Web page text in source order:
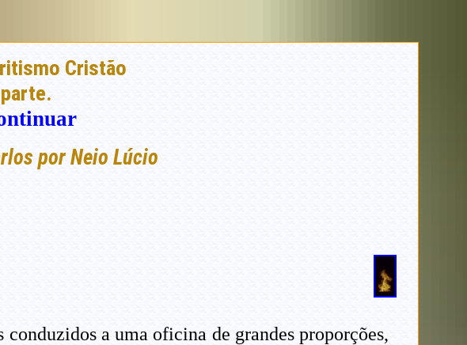
Cristão
por Neio Lúcio
a uma oficina de grandes proporções,